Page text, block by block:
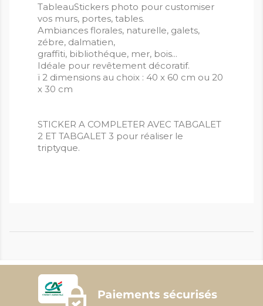
TableauStickers photo pour customiser
vos murs, portes, tables.
Ambiances florales, naturelle, galets,
zébre, dalmatien,
graffiti, bibliothéque, mer, bois...
Idéale pour revêtement décoratif.
ï 2 dimensions au choix : 40 x 60 cm ou 20
x 30 cm
STICKER A COMPLETER AVEC TABGALET
2 ET TABGALET 3 pour réaliser le
triptyque.